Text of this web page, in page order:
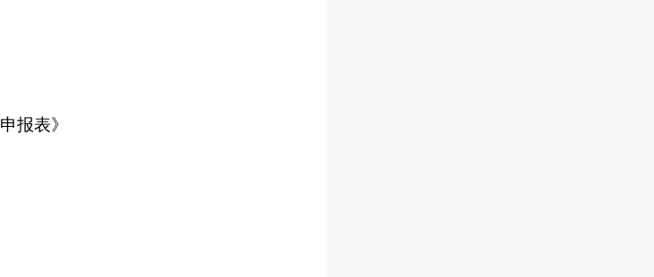
申报表》